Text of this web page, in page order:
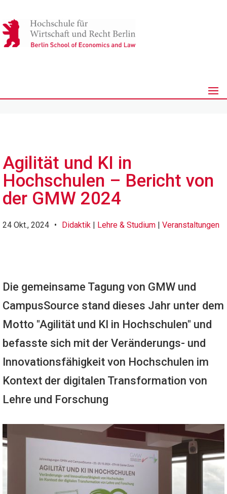
Agilität und KI in
Hochschulen – Bericht von
der GMW 2024
24 Okt., 2024 • Didaktik | Lehre & Studium | Veranstaltungen
Die gemeinsame Tagung von GMW und
CampusSource stand dieses Jahr unter dem
Motto "Agilität und KI in Hochschulen" und
befasste sich mit der Veränderungs- und
Innovationsfähigkeit von Hochschulen im
Kontext der digitalen Transformation von
Lehre und Forschung